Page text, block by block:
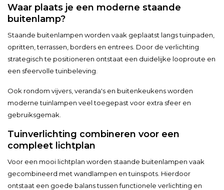
Waar plaats je een moderne staande
buitenlamp?
Staande buitenlampen worden vaak geplaatst langs tuinpaden,
opritten, terrassen, borders en entrees. Door de verlichting
strategisch te positioneren ontstaat een duidelijke looproute en
een sfeervolle tuinbeleving.
Ook rondom vijvers, veranda's en buitenkeukens worden
moderne tuinlampen veel toegepast voor extra sfeer en
gebruiksgemak.
Tuinverlichting combineren voor een
compleet lichtplan
Voor een mooi lichtplan worden staande buitenlampen vaak
gecombineerd met wandlampen en tuinspots. Hierdoor
ontstaat een goede balans tussen functionele verlichting en